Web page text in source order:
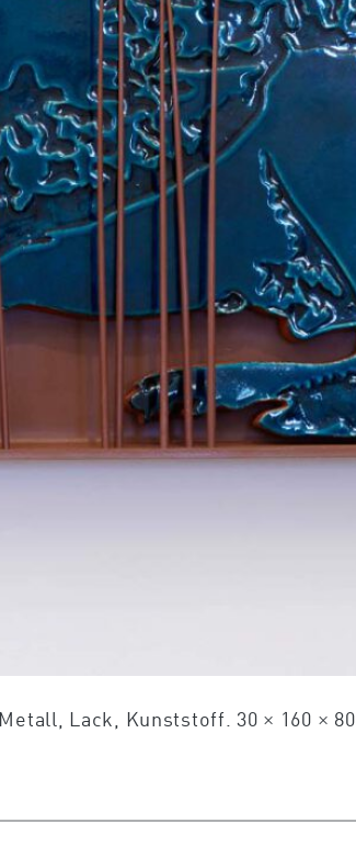
Lack, Kunststoff. 30 × 160 × 80